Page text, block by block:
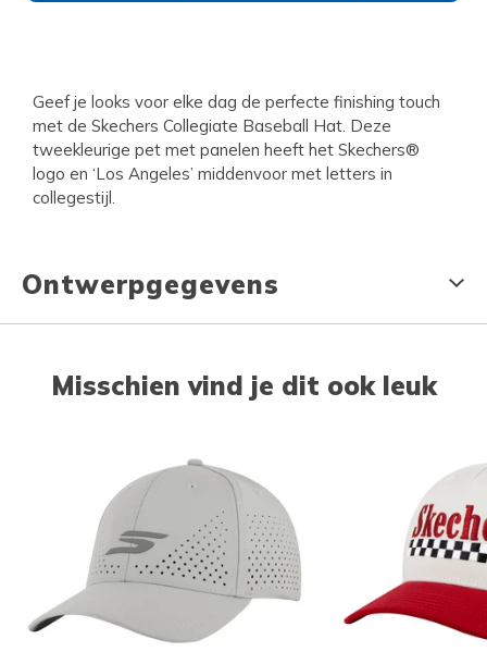
Geef je looks voor elke dag de perfecte finishing touch
met de Skechers Collegiate Baseball Hat. Deze
tweekleurige pet met panelen heeft het Skechers®
logo en ‘Los Angeles’ middenvoor met letters in
collegestijl.
Ontwerpgegevens
Misschien vind je dit ook leuk